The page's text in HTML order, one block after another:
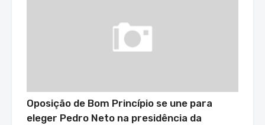
Oposição de Bom Princípio se une para
eleger Pedro Neto na presidência da